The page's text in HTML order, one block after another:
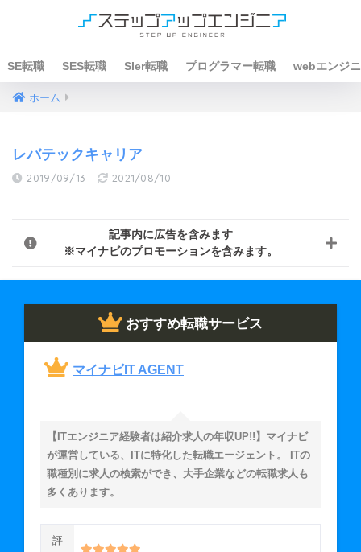
SE転職 SES転職 SIer転職 プログラマー転職 webエンジ
ホーム
レバテックキャリア
2019/09/13 2021/08/10
記事内に広告を含みます
※マイナビのプロモーションを含みます。
おすすめ転職サービス
マイナビIT AGENT
【ITエンジニア経験者は紹介求人の年収UP!!】マイナビ
が運営している、ITに特化した転職エージェント。 ITの
職種別に求人の検索ができ、大手企業などの転職求人も
多くあります。
評